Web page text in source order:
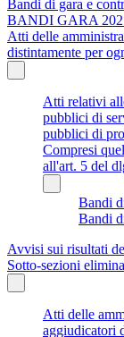
Bandi di gara e
BANDI GARA
Atti delle
distintamente per
Atti relativi
pubblici di
pubblici di
Compresi
all'art. 5 del
Bandi
Bandi
Avvisi sui risultati
Sotto-sezioni
Atti delle
aggiudicatori